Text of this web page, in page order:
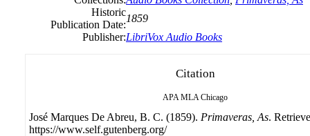
Historic
Publication Date:
1859
Publisher:LibriVox Audio Books
Citation
APA MLA Chicago
José Marques De Abreu, B. C. (1859). Primaveras, As.
https://www.self.gutenberg.org/